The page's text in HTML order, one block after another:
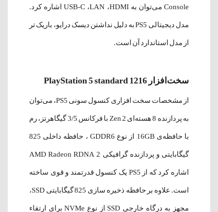
Console می‌توان به USB-C ،LAN ،HDMI اشاره کرد.
مدل دیجیتالی PS5 به دلیل نداشتن دیسک درایو، باریک تر
از مدل استاندارد آن است.
سخت‌افزار PlayStation 5 standard 1216
از مشخصات سخت افزاری کنسول سونی PS5، می‌توان
به پردازنده 8 هسته‌ا‌ی Zen 2 با فرکانس 3/5 گیگاهرتز، رم
با حافظه‌ی 16GB از نوع GDDR6 ، حافظه داخلی 825
گیگابایتی و پردازنده گرافیکی AMD Radeon RDNA 2
اشاره کرد که از PS5 یک کنسول قدرتمند و قوی ساخته
است. علاوه بر حافظه ذخیره سازی 825 گیگابایتی SSD،
مجهز به درگاه خارجی SSD از نوع NVMe برای ارتقاء